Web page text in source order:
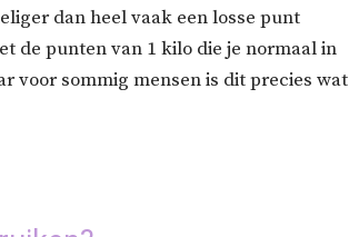
dan heel vaak een losse punt
de punten van 1 kilo die je normaal in
voor sommig mensen is dit precies wat